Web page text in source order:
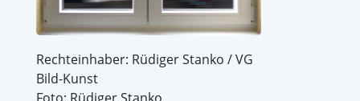
Rechteinhaber: Rüdiger Stanko / VG
Bild-Kunst